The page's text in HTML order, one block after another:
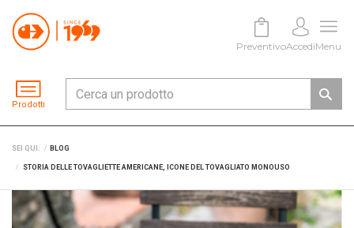
Prodotti
PreventivoAccediMenu
SEI QUI: BLOG
STORIA DELLE TOVAGLIETTE AMERICANE, ICONE DEL TOVAGLIATO MONOUSO